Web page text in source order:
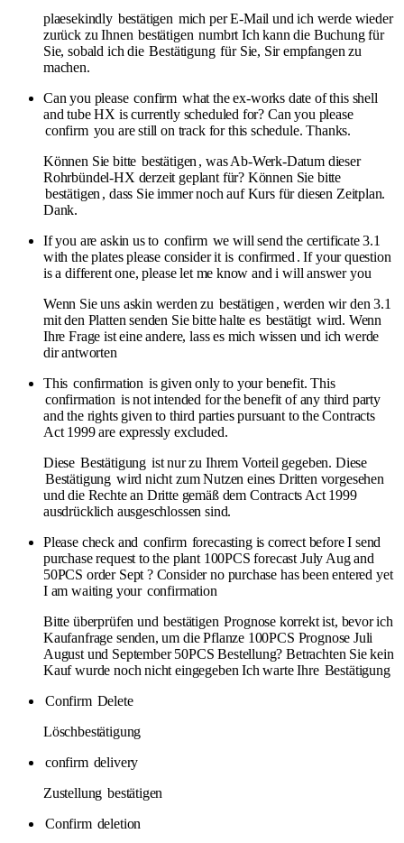
plaesekindly bestätigen mich per E-Mail und ich werde wieder
zurück zu Ihnen bestätigen numbrt Ich kann die Buchung für
Sie, sobald ich die Bestätigung für Sie, Sir empfangen zu
machen.
Can you please confirm what the ex-works date of this shell
and tube HX is currently scheduled for? Can you please
confirm you are still on track for this schedule. Thanks.
Können Sie bitte bestätigen , was Ab-Werk-Datum dieser
Rohrbündel-HX derzeit geplant für? Können Sie bitte
bestätigen , dass Sie immer noch auf Kurs für diesen Zeitplan.
Dank.
If you are askin us to confirm we will send the certificate 3.1
with the plates please consider it is confirmed . If your question
is a different one, please let me know and i will answer you
Wenn Sie uns askin werden zu bestätigen , werden wir den 3.1
mit den Platten senden Sie bitte halte es bestätigt wird. Wenn
Ihre Frage ist eine andere, lass es mich wissen und ich werde
dir antworten
This confirmation is given only to your benefit. This
confirmation is not intended for the benefit of any third party
and the rights given to third parties pursuant to the Contracts
Act 1999 are expressly excluded.
Diese Bestätigung ist nur zu Ihrem Vorteil gegeben. Diese
Bestätigung wird nicht zum Nutzen eines Dritten vorgesehen
und die Rechte an Dritte gemäß dem Contracts Act 1999
ausdrücklich ausgeschlossen sind.
Please check and confirm forecasting is correct before I send
purchase request to the plant 100PCS forecast July Aug and
50PCS order Sept ? Consider no purchase has been entered yet
I am waiting your confirmation
Bitte überprüfen und bestätigen Prognose korrekt ist, bevor ich
Kaufanfrage senden, um die Pflanze 100PCS Prognose Juli
August und September 50PCS Bestellung? Betrachten Sie kein
Kauf wurde noch nicht eingegeben Ich warte Ihre Bestätigung
Confirm Delete
Löschbestätigung
confirm delivery
Zustellung bestätigen
Confirm deletion